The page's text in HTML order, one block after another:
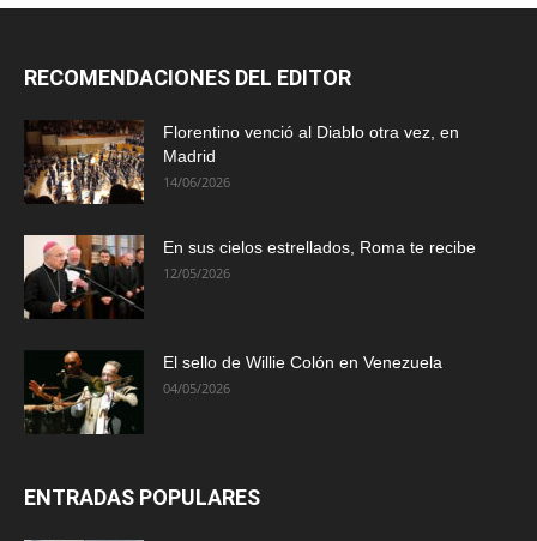
RECOMENDACIONES DEL EDITOR
Florentino venció al Diablo otra vez, en
Madrid
14/06/2026
En sus cielos estrellados, Roma te recibe
12/05/2026
El sello de Willie Colón en Venezuela
04/05/2026
ENTRADAS POPULARES